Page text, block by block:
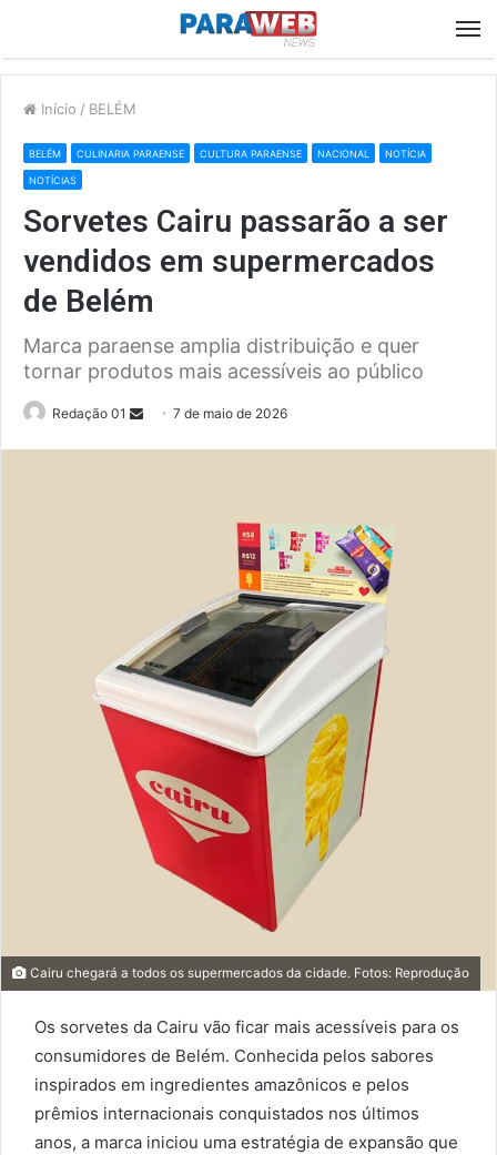
Início / BELÉM
BELÉM CULINARIA PARAENSE CULTURA PARAENSE NACIONAL NOTÍCIA
NOTÍCIAS
Sorvetes Cairu passarão a ser
vendidos em supermercados
de Belém
Marca paraense amplia distribuição e quer
tornar produtos mais acessíveis ao público
Redação 01
Send7 de maio de 2026
Cairu chegará a todos os supermercados da cidade. Fotos: Reprodução
Os sorvetes da Cairu vão ficar mais acessíveis para os
consumidores de Belém. Conhecida pelos sabores
inspirados em ingredientes amazônicos e pelos
prêmios internacionais conquistados nos últimos
anos, a marca iniciou uma estratégia de expansão que